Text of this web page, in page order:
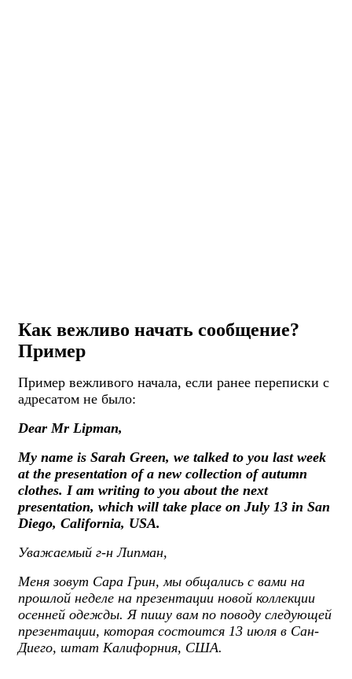
Как вежливо начать сообщение?
Пример
Пример вежливого начала, если ранее переписки с
адресатом не было:
Dear Mr Lipman,
My name is Sarah Green, we talked to you last week
at the presentation of a new collection of autumn
clothes. I am writing to you about the next
presentation, which will take place on July 13 in San
Diego, California, USA.
Уважаемый г-н Липман,
Меня зовут Сара Грин, мы общались с вами на
прошлой неделе на презентации новой коллекции
осенней одежды. Я пишу вам по поводу следующей
презентации, которая состоится 13 июля в Сан-
Диего, штат Калифорния, США.